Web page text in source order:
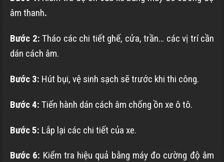
âm thanh.
Bước 2: Tháo các chi tiết ghế, cửa, trần… các vị trí cần
dán cách âm.
Bước 3: Hút bụi, vệ sinh sạch sẽ trước khi thi công.
Bước 4: Tiến hành dán cách âm chống ồn xe ô tô.
Bước 5: Lắp lại các chi tiết của xe.
Bước 6: Kiểm tra hiệu quả bằng máy đo cường độ âm